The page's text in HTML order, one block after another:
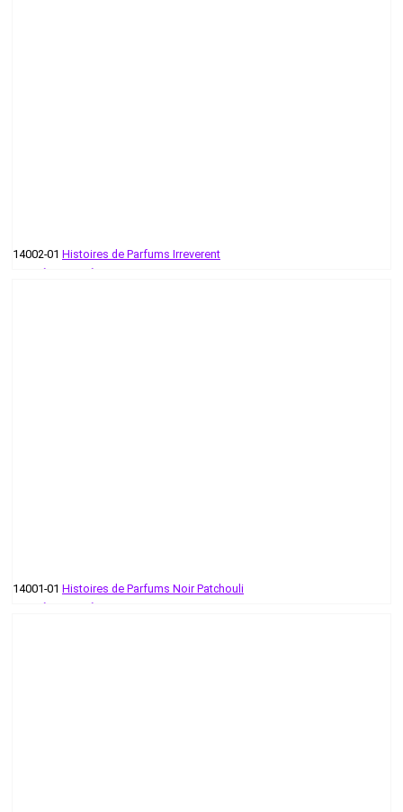
14002-01 Histoires de Parfums Irreverent
58 руб - 653 руб
14001-01 Histoires de Parfums Noir Patchouli
58 руб - 484 руб